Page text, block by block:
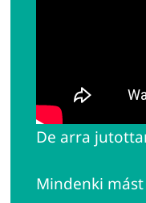
választ kapjak.
De arra
Mindenki